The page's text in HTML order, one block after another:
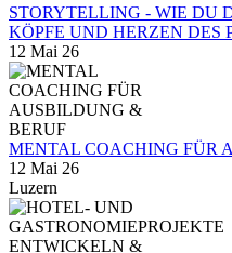
STORYTELLING - WIE DU
KÖPFE UND HERZEN DES
12 Mai 26
MENTAL COACHING FÜR
12 Mai 26
Luzern